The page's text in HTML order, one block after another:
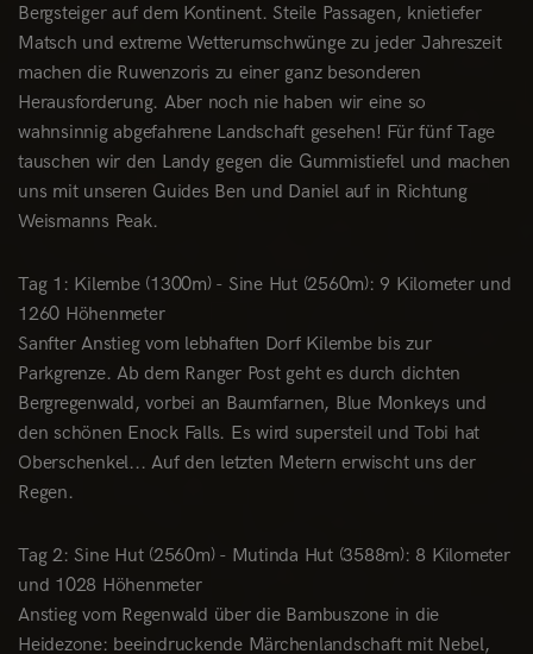
Bergsteiger auf dem Kontinent. Steile Passagen, knietiefer
Matsch und extreme Wetterumschwünge zu jeder Jahreszeit
machen die Ruwenzoris zu einer ganz besonderen
Herausforderung. Aber noch nie haben wir eine so
wahnsinnig abgefahrene Landschaft gesehen! Für fünf Tage
tauschen wir den Landy gegen die Gummistiefel und machen
uns mit unseren Guides Ben und Daniel auf in Richtung
Weismanns Peak.
Tag 1: Kilembe (1300m) - Sine Hut (2560m): 9 Kilometer und
1260 Höhenmeter
Sanfter Anstieg vom lebhaften Dorf Kilembe bis zur
Parkgrenze. Ab dem Ranger Post geht es durch dichten
Bergregenwald, vorbei an Baumfarnen, Blue Monkeys und
den schönen Enock Falls. Es wird supersteil und Tobi hat
Oberschenkel... Auf den letzten Metern erwischt uns der
Regen.
Tag 2: Sine Hut (2560m) - Mutinda Hut (3588m): 8 Kilometer
und 1028 Höhenmeter
Anstieg vom Regenwald über die Bambuszone in die
Heidezone: beeindruckende Märchenlandschaft mit Nebel,